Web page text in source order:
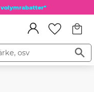
volymrabatter*